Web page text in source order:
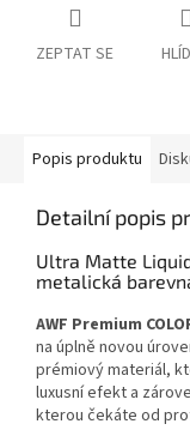
ZEPTAT SE
Popis produktu
Detailní popis
Ultra Matte
metalická
AWF Premium
na úplně novou
prémiový materiál,
luxusní efekt a
kterou čekáte od